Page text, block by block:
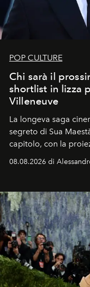
POP CULTURE
Chi sarà il
shortlist in lizza
Villeneuve
La longeva saga
segreto di Sua
capitolo, con la
dell’attore chiamato
Craig, però, regna
08.08.2026 di